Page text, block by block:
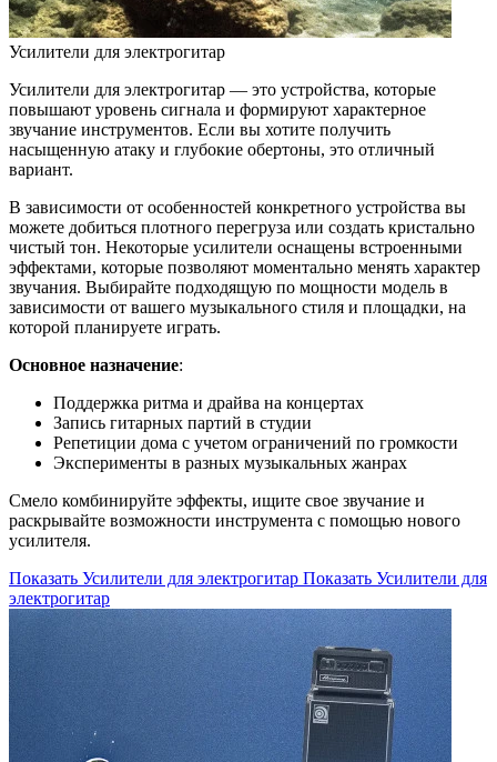
Усилители для электрогитар
Усилители для электрогитар — это устройства, которые
повышают уровень сигнала и формируют характерное
звучание инструментов. Если вы хотите получить
насыщенную атаку и глубокие обертоны, это отличный
вариант.
В зависимости от особенностей конкретного устройства вы
можете добиться плотного перегруза или создать кристально
чистый тон. Некоторые усилители оснащены встроенными
эффектами, которые позволяют моментально менять характер
звучания. Выбирайте подходящую по мощности модель в
зависимости от вашего музыкального стиля и площадки, на
которой планируете играть.
Основное назначение:
Поддержка ритма и драйва на концертах
Запись гитарных партий в студии
Репетиции дома с учетом ограничений по громкости
Эксперименты в разных музыкальных жанрах
Смело комбинируйте эффекты, ищите свое звучание и
раскрывайте возможности инструмента с помощью нового
усилителя.
Показать Усилители для электрогитар Показать Усилители для
электрогитар